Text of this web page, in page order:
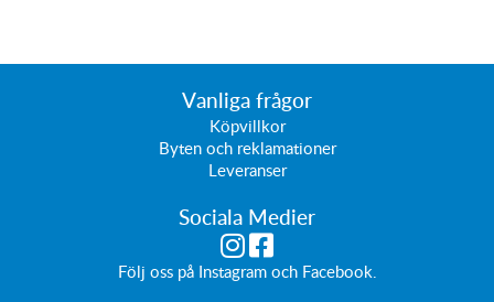
Vanliga frågor
Köpvillkor
Byten och reklamationer
Leveranser
Sociala Medier
Följ oss på Instagramoch Facebook